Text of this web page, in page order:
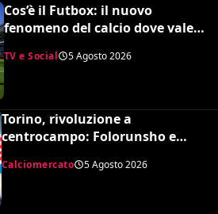
Cos’è il Futbox: il nuovo
fenomeno del calcio dove vale
quasi tutto e scoppiano le risse
TV e Social 5 Agosto 2026
Torino, rivoluzione a
centrocampo: Folorunsho e
Sulemana in cima alla lista di
Petrachi
Calciomercato 5 Agosto 2026